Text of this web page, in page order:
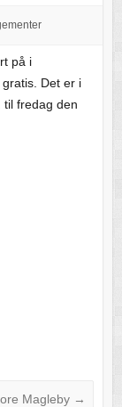
på i
Det er i
til fredag den
Magleby →